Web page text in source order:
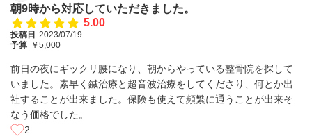
朝9時から対応していただきました。
5.00
投稿日 2023/07/19
予算 ￥5,000
前日の夜にギックリ腰になり、朝からやっている整骨院を探して
いました。素早く鍼治療と超音波治療をしてくださり、何とか出
社することが出来ました。保険も使えて頻繁に通うことが出来そ
なう価格でした。
2